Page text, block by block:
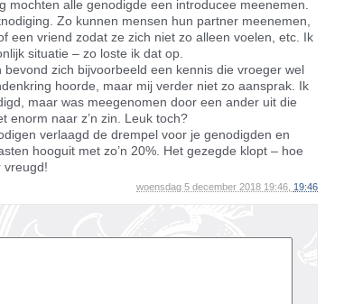
mochten alle genodigde een introducee meenemen.
Zo kunnen mensen hun partner meenemen,
een vriend zodat ze zich niet zo alleen voelen, etc. Ik
situatie – zo loste ik dat op.
zich bijvoorbeeld een kennis die vroeger wel
hoorde, maar mij verder niet zo aansprak. Ik
maar was meegenomen door een ander uit die
enorm naar z’n zin. Leuk toch?
verlaagd de drempel voor je genodigden en
hooguit met zo’n 20%. Het gezegde klopt – hoe
vreugd!
woensdag 5 december 2018 19:46, 19:46